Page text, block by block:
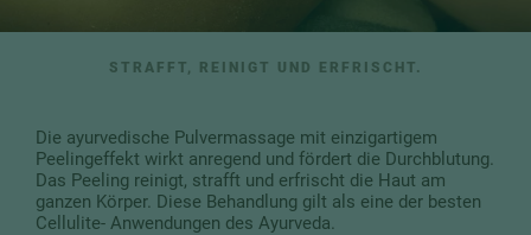
STRAFFT, REINIGT UND ERFRISCHT.
Die ayurvedische Pulvermassage mit einzigartigem
Peelingeffekt wirkt anregend und fördert die Durchblutung.
Das Peeling reinigt, strafft und erfrischt die Haut am
ganzen Körper. Diese Behandlung gilt als eine der besten
Cellulite- Anwendungen des Ayurveda.